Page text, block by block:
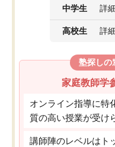
中学生 詳
高校生 詳
塾探しの
家庭教師学
オンライン指導に特
質の高い授業が受け
講師陣のレベルはト